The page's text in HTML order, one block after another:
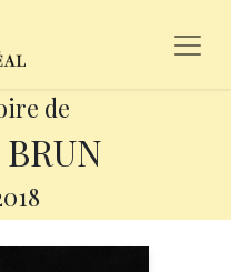
de